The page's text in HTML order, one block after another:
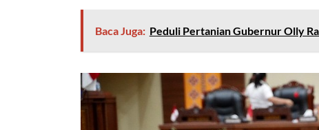
Baca Juga: Peduli Pertanian Gubernur Olly